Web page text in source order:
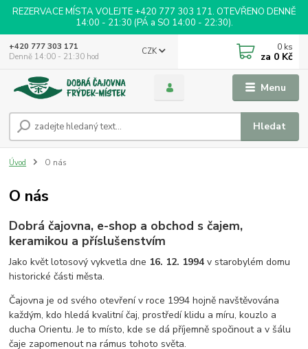
REZERVACE MÍSTA VOLEJTE +420 777 303 171. OTEVŘENO DENNĚ
14:00 - 21:30 (PÁ a SO 14:00 - 22:30).
Menu
CZK
Hledat
+420 777 303 171
Denně 14:00 - 21:30 hod
0 ks
za 0 Kč
Úvod O nás
O nás
Dobrá čajovna, e-shop a obchod s čajem,
keramikou a příslušenstvím
Jako květ lotosový vykvetla dne 16. 12. 1994 v starobylém domu
historické části města.
Čajovna je od svého otevření v roce 1994 hojně navštěvována
každým, kdo hledá kvalitní čaj, prostředí klidu a míru, kouzlo a
ducha Orientu. Je to místo, kde se dá příjemně spočinout a v šálu
čaje zapomenout na rámus tohoto světa.